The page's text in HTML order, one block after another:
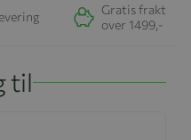
Gratis frakt
over 1499,-
til